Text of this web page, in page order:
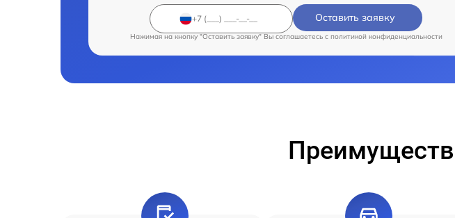
Оставить заявку
Нажимая на кнопку "Оставить заявку" Вы соглашаетесь c политикой конфиденциальности